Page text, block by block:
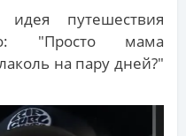
идея путешествия
"Просто мама
на пару дней?"